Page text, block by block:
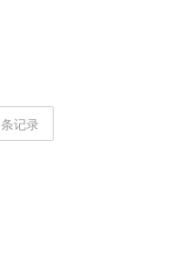
条记录